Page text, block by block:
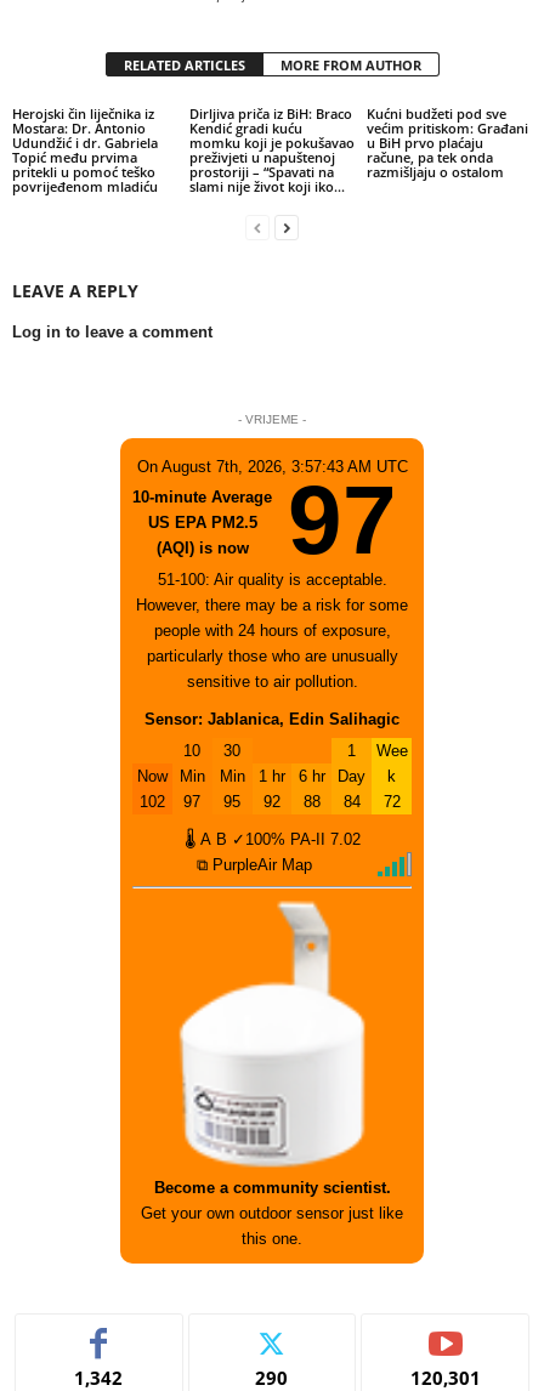
RELATED ARTICLES MORE FROM AUTHOR
Herojski čin liječnika iz
Mostara: Dr. Antonio
Udundžić i dr. Gabriela
Topić među prvima
pritekli u pomoć teško
povrijeđenom mladiću
Dirljiva priča iz BiH: Braco
Kendić gradi kuću
momku koji je pokušavao
preživjeti u napuštenoj
prostoriji – “Spavati na
slami nije život koji iko...
Kućni budžeti pod sve
većim pritiskom: Građani
u BiH prvo plaćaju
račune, pa tek onda
razmišljaju o ostalom
LEAVE A REPLY
Log in to leave a comment
- VRIJEME -
On August 7th, 2026, 3:57:43 AM UTC
10-minute Average
US EPA PM2.5
(AQI) is now
97
51-100: Air quality is acceptable.
However, there may be a risk for some
people with 24 hours of exposure,
particularly those who are unusually
sensitive to air pollution.
Sensor: Jablanica, Edin Salihagic
Now
102
10
Min
97
30
Min
95
1 hr
92
6 hr
88
1
Day
84
Wee
k
72
🌡 A B ✓100% PA-II
7.02
⧉ PurpleAir Map
Become a community scientist.
Get your own outdoor sensor just like
this one.
1,342 290 120,301